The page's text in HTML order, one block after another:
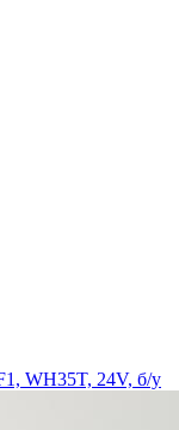
WH35T, 24V, б/у